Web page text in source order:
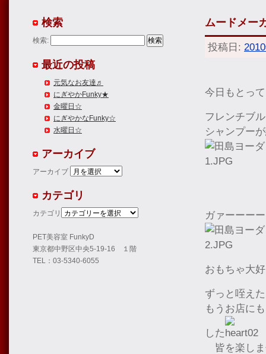
ムードメ
投稿日:
今日もとっ
フレンチブ
シャンプー
ガァーーー
おもちゃ大
ずっと咥え
もうお店に
した
皆を楽しま
検索
検索:
最近の投稿
元気なお友達♬
にぎやかFunky★
金曜日☆
にぎやかなFunky☆
水曜日☆
アーカイブ
アーカイブ
カテゴリ
カテゴリ
PET美容室 FunkyD
東京都中野区中央5-19-16 １階
TEL：03-5340-6055